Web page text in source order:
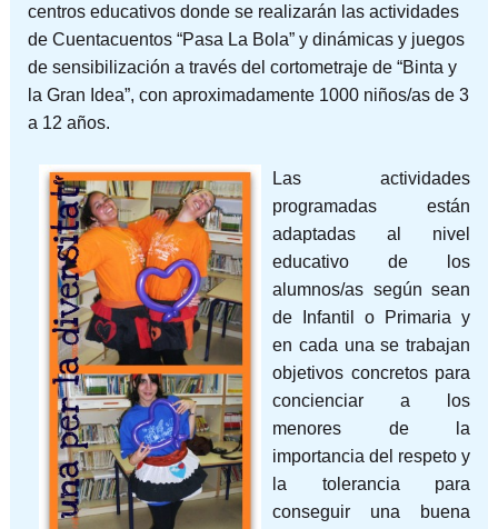
centros educativos donde se realizarán las actividades
de Cuentacuentos “Pasa La Bola” y dinámicas y juegos
de sensibilización a través del cortometraje de “Binta y
la Gran Idea”, con aproximadamente 1000 niños/as de 3
a 12 años.
Las actividades
programadas están
adaptadas al nivel
educativo de los
alumnos/as según sean
de Infantil o Primaria y
en cada una se trabajan
objetivos concretos para
concienciar a los
menores de la
importancia del respeto y
la tolerancia para
conseguir una buena